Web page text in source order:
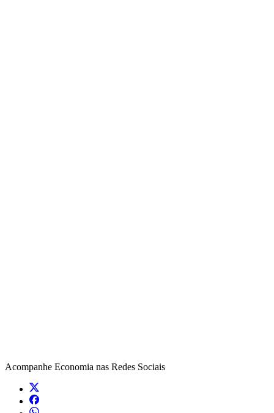
Acompanhe Economia nas Redes Sociais